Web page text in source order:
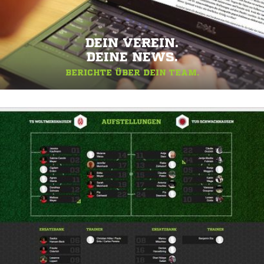
DEIN VEREIN.
DEINE NEWS.
BERICHTE ÜBER DEIN TEAM.